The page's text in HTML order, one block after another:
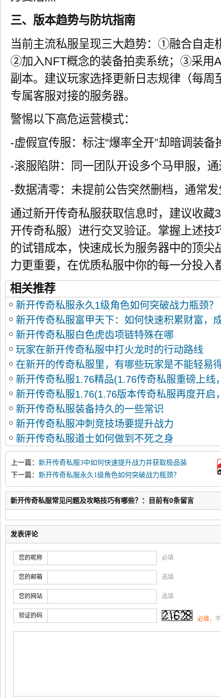
三、版本趋势与防坑指南
当前主流私服呈现三大趋势：①融合自走
②加入NFT概念的装备拍卖系统；③采用
副本。建议玩家选择更新日志规律（每周
专属客服对接的服务器。
警惕以下高危运营模式：
-虚假宣传服：标注“爆率全开”却暗调装备
-滚服陷阱：同一团队开设多个马甲服，
-数据清零：未提前公告突然删档，通常
通过新开传奇私服获取信息时，建议收藏
开传奇私服）进行交叉验证。掌握上述技
的试错成本，快速成长为服务器中的顶尖
力更重要，在优质私服中你的每一分投入
相关推荐
新开传奇私服永久1级角色如何突破战力瓶颈？
新开传奇私服富甲天下：如何快速积累财富，
富？
新开传奇私服白色虎齿项链特殊在哪
玩家在新开传奇私服中打火龙时的行动路线
在新开的传奇私服里，有哪些玩家是不能轻易
新开传奇私服1.76精品(1.76传奇私服重磅上线
爆开启！)
新开传奇私服1.76(1.76版本传奇私服再度开启
你来战！)
新开传奇私服装备持久的一些常识
新开传奇私服冲刺竞技场要提升战力
新开传奇私服道士如何做到不死之身
上一篇： 新开传奇私服3中如何快速提升战力并获取极品装
备？
下一篇： 新开传奇私服永久1级角色如何突破战力瓶颈？
新开传奇私服常见问题及攻略技巧有哪些？：目前有0条留言
发表评论
您的昵称 必填
您的邮箱 选填
您的网站 选填
验证的码 必填，